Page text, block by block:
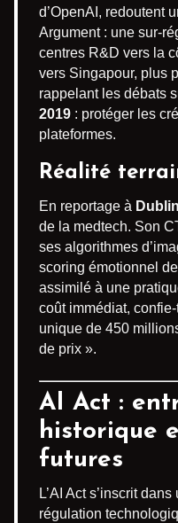
d’OpenAI, redoutent
Argument : une sur-
centres R&D vers la
vers Singapour, plus
rappelant les débats
2019 : protéger les
plateformes.
Réalité
En reportage à Dublin
de la medtech. Son
ses algorithmes
scoring émotionnel
assimilé à une
coût immédiat,
unique de 450
de prix ».
AI Act :
historique
futures
L’AI Act s’inscrit
régulation